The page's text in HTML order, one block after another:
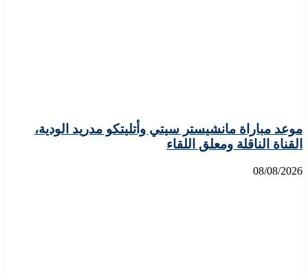
موعد مباراة مانشيستر سيتي وأتليتكو مدريد الودية،
القناة الناقلة ومعلق اللقاء
08/08/2026